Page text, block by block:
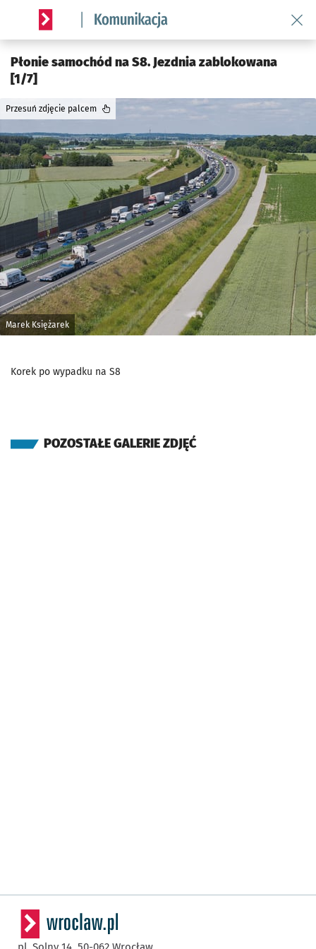
Serwis informacyjny wroclaw.pl podserwis: Komunikacja
Płonie samochód na S8. Jezdnia zablokowana
[1/7]
Marek Księżarek
Przesuń zdjęcie palcem
Korek po wypadku na S8
POZOSTAŁE GALERIE ZDJĘĆ